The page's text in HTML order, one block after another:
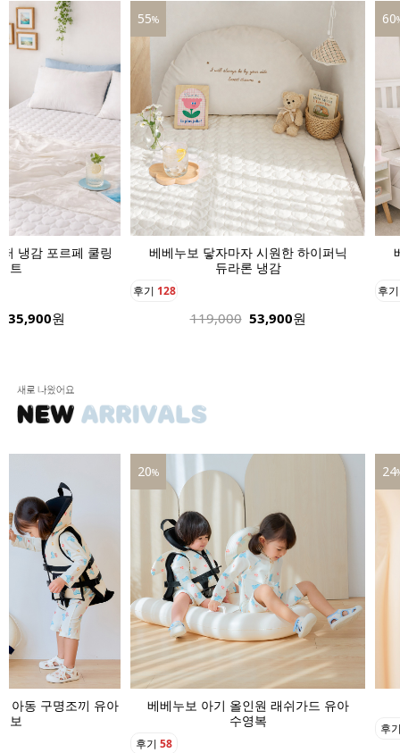
냉감 포르페 쿨링
트
135,900원
55%
베베누보 닿자마자 시원한 하이퍼닉
듀라론 냉감
후기 128
119,000 53,900원
60
후
아동 구명조끼 유아
보
20%
베베누보 아기 올인원 래쉬가드 유아
수영복
후기 58
24
후